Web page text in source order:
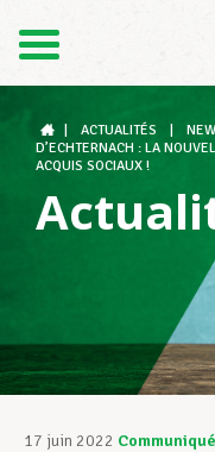
Le LCGB
Structures
Assistance
ACTUALITÉS
D’ECHTERNACH : LA
ACQUIS SOCIAUX !
17 juin 2022